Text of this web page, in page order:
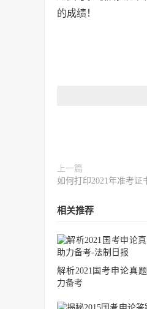
的成绩！
上一篇
如何打印2021年准考证
相关推荐
解析2021国考申论真
力备考